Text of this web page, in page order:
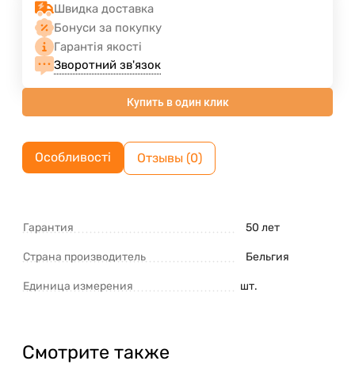
Швидка доставка
Бонуси за покупку
Гарантія якості
Зворотний зв'язок
Купить в один клик
Особливості Отзывы (0)
Гарантия 50 лет
Страна производитель Бельгия
Единица измерения шт.
Смотрите также